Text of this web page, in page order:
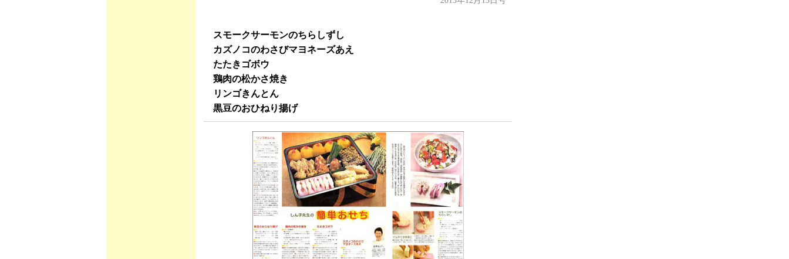
スモークサーモンのちらしずし
カズノコのわさびマヨネーズあえ
たたきゴボウ
鶏肉の松かさ焼き
リンゴきんとん
黒豆のおひねり揚げ